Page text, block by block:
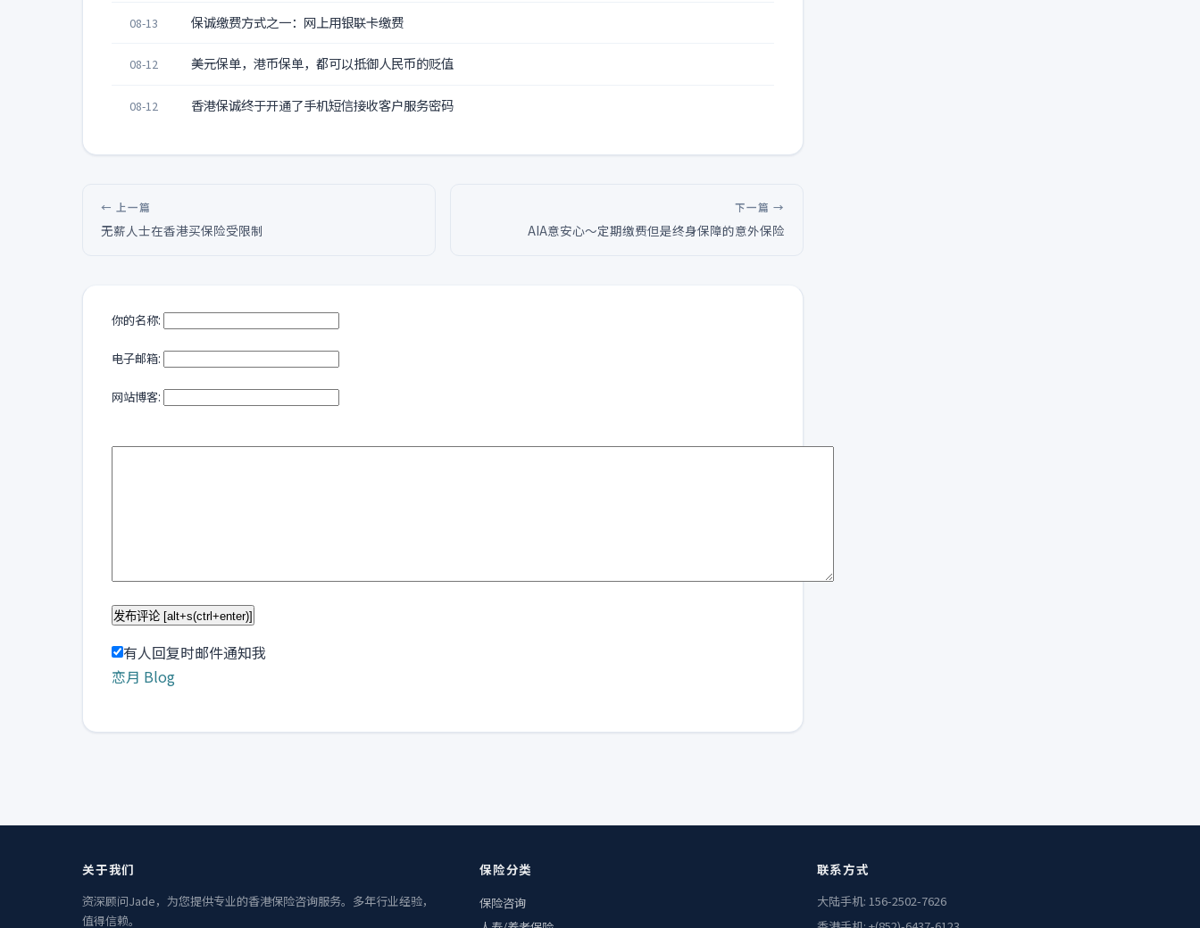
08-13 保诚缴费方式之一：网上用银联卡缴费
08-12 美元保单，港币保单，都可以抵御人民币的贬值
08-12 香港保诚终于开通了手机短信接收客户服务密码
← 上一篇
无薪人士在香港买保险受限制
下一篇 →
AIA意安心～定期缴费但是终身保障的意外保险
你的名称:
电子邮箱:
网站博客:
有人回复时邮件通知我
恋月 Blog
关于我们
资深顾问Jade，为您提供专业的香港保险咨询服务。多年行业经验，
值得信赖。
保险分类
保险咨询
联系方式
大陆手机: 156-2502-7626